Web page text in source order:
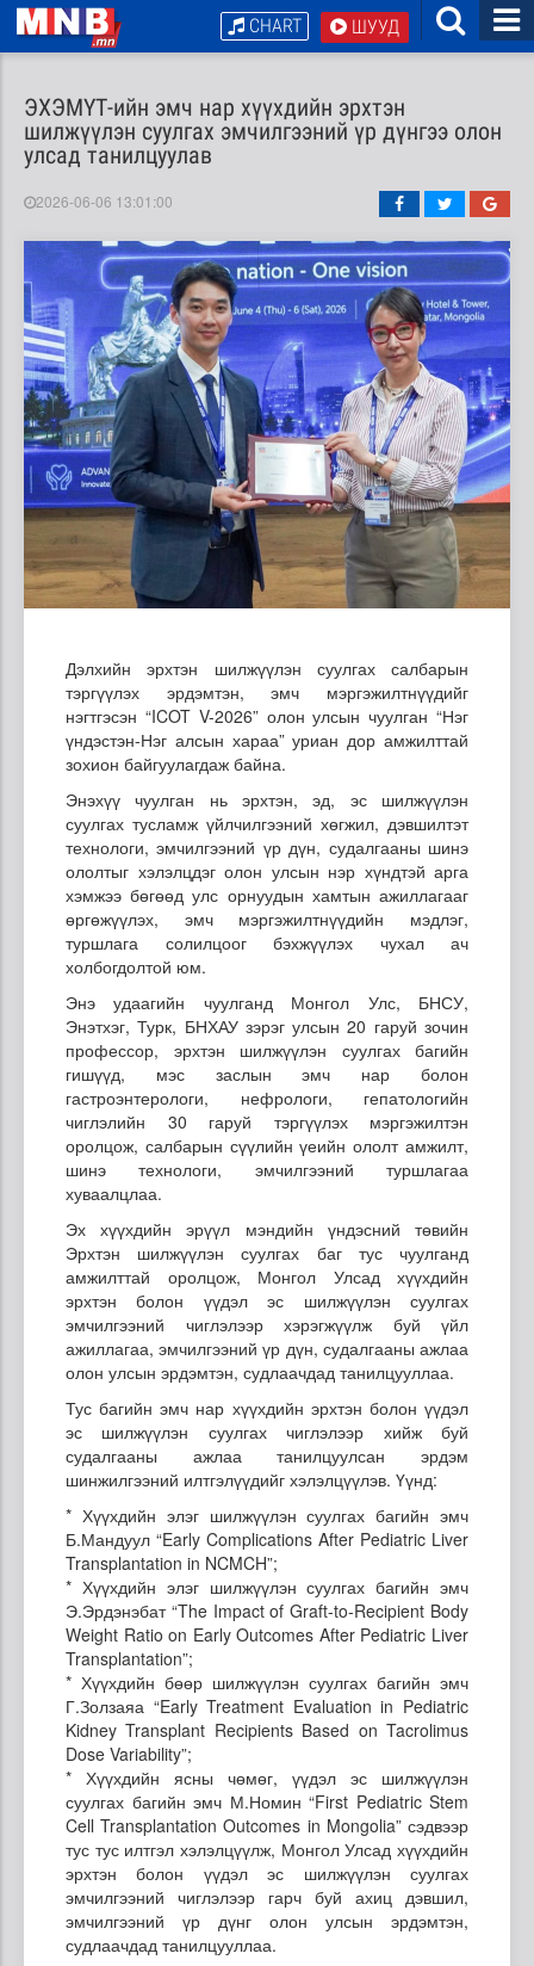
ШУУД
CHART
ЭХЭМҮТ-ийн эмч нар хүүхдийн эрхтэн
шилжүүлэн суулгах эмчилгээний үр дүнгээ олон
улсад танилцуулав
2026-06-06 13:01:00
Дэлхийн эрхтэн шилжүүлэн суулгах салбарын
тэргүүлэх эрдэмтэн, эмч мэргэжилтнүүдийг
нэгтгэсэн “ICOT V-2026” олон улсын чуулган “Нэг
үндэстэн-Нэг алсын хараа” уриан дор амжилттай
зохион байгуулагдаж байна.
Энэхүү чуулган нь эрхтэн, эд, эс шилжүүлэн
суулгах тусламж үйлчилгээний хөгжил, дэвшилтэт
технологи, эмчилгээний үр дүн, судалгааны шинэ
ололтыг хэлэлцдэг олон улсын нэр хүндтэй арга
хэмжээ бөгөөд улс орнуудын хамтын ажиллагааг
өргөжүүлэх, эмч мэргэжилтнүүдийн мэдлэг,
туршлага солилцоог бэхжүүлэх чухал ач
холбогдолтой юм.
Энэ удаагийн чуулганд Монгол Улс, БНСУ,
Энэтхэг, Турк, БНХАУ зэрэг улсын 20 гаруй зочин
профессор, эрхтэн шилжүүлэн суулгах багийн
гишүүд, мэс заслын эмч нар болон
гастроэнтерологи, нефрологи, гепатологийн
чиглэлийн 30 гаруй тэргүүлэх мэргэжилтэн
оролцож, салбарын сүүлийн үеийн ололт амжилт,
шинэ технологи, эмчилгээний туршлагаа
хуваалцлаа.
Эх хүүхдийн эрүүл мэндийн үндэсний төвийн
Эрхтэн шилжүүлэн суулгах баг тус чуулганд
амжилттай оролцож, Монгол Улсад хүүхдийн
эрхтэн болон үүдэл эс шилжүүлэн суулгах
эмчилгээний чиглэлээр хэрэгжүүлж буй үйл
ажиллагаа, эмчилгээний үр дүн, судалгааны ажлаа
олон улсын эрдэмтэн, судлаачдад танилцууллаа.
Тус багийн эмч нар хүүхдийн эрхтэн болон үүдэл
эс шилжүүлэн суулгах чиглэлээр хийж буй
судалгааны ажлаа танилцуулсан эрдэм
шинжилгээний илтгэлүүдийг хэлэлцүүлэв. Үүнд:
* Хүүхдийн элэг шилжүүлэн суулгах багийн эмч
Б.Мандуул “Early Complications After Pediatric Liver
Transplantation in NCMCH”;
* Хүүхдийн элэг шилжүүлэн суулгах багийн эмч
Э.Эрдэнэбат “The Impact of Graft-to-Recipient Body
Weight Ratio on Early Outcomes After Pediatric Liver
Transplantation”;
* Хүүхдийн бөөр шилжүүлэн суулгах багийн эмч
Г.Золзаяа “Early Treatment Evaluation in Pediatric
Kidney Transplant Recipients Based on Tacrolimus
Dose Variability”;
* Хүүхдийн ясны чөмөг, үүдэл эс шилжүүлэн
суулгах багийн эмч М.Номин “First Pediatric Stem
Cell Transplantation Outcomes in Mongolia” сэдвээр
тус тус илтгэл хэлэлцүүлж, Монгол Улсад хүүхдийн
эрхтэн болон үүдэл эс шилжүүлэн суулгах
эмчилгээний чиглэлээр гарч буй ахиц дэвшил,
эмчилгээний үр дүнг олон улсын эрдэмтэн,
судлаачдад танилцууллаа.